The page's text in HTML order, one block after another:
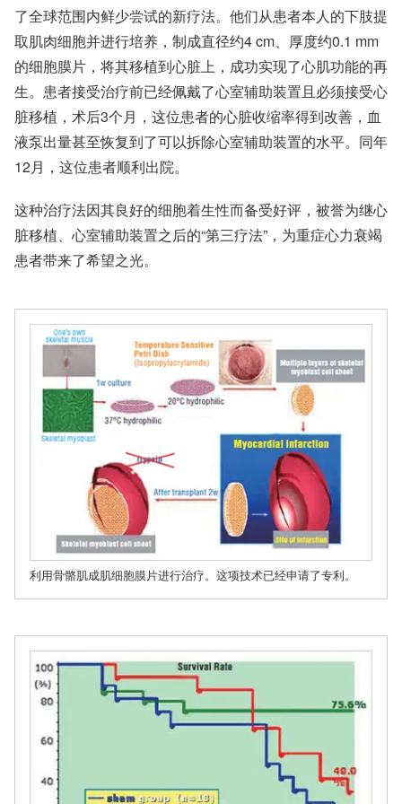
了全球范围内鲜少尝试的新疗法。他们从患者本人的下肢提
取肌肉细胞并进行培养，制成直径约4 cm、厚度约0.1 mm
的细胞膜片，将其移植到心脏上，成功实现了心肌功能的再
生。患者接受治疗前已经佩戴了心室辅助装置且必须接受心
脏移植，术后3个月，这位患者的心脏收缩率得到改善，血
液泵出量甚至恢复到了可以拆除心室辅助装置的水平。同年
12月，这位患者顺利出院。
这种治疗法因其良好的细胞着生性而备受好评，被誉为继心
脏移植、心室辅助装置之后的“第三疗法”，为重症心力衰竭
患者带来了希望之光。
利用骨骼肌成肌细胞膜片进行治疗。这项技术已经申请了专利。